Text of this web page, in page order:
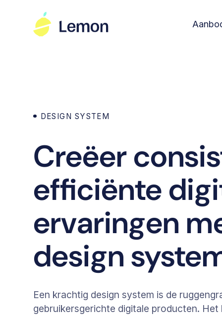
DESIGN SYSTEM
Creëer
efficiënte
ervaringen
design
Een krachtig design system is de
gebruikersgerichte digitale producten.